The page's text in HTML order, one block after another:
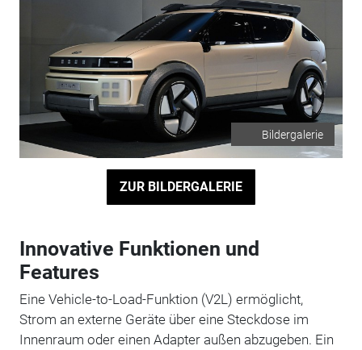
Bildergalerie
ZUR BILDERGALERIE
Innovative Funktionen und
Features
Eine Vehicle-to-Load-Funktion (V2L) ermöglicht,
Strom an externe Geräte über eine Steckdose im
Innenraum oder einen Adapter außen abzugeben. Ein